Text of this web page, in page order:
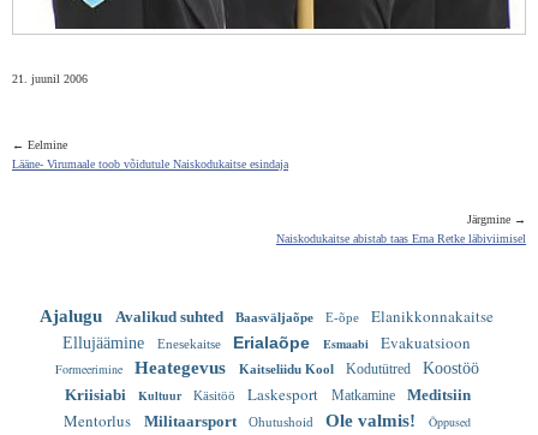
21. juunil 2006
← Eelmine
Lääne- Virumaale toob võidutule Naiskodukaitse esindaja
Järgmine →
Naiskodukaitse abistab taas Erna Retke läbiviimisel
Ajalugu Avalikud suhted Baasväljaõpe E-õpe Elanikkonnakaitse
Ellujäämine Enesekaitse Erialaõpe Esmaabi Evakuatsioon
Formeerimine Heategevus Kaitseliidu Kool Kodutütred
Koostöö
Kriisiabi
Kultuur Käsitöö Laskesport Matkamine Meditsiin
Mentorlus Militaarsport Ohutushoid Ole valmis! Õppused